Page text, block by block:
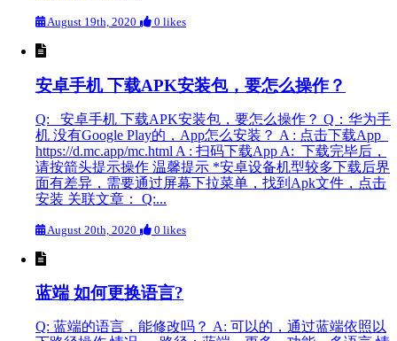
August 19th, 2020 0 likes
安卓手机 下载APK安装包，要怎么操作？
Q: 安卓手机 下载APK安装包，要怎么操作？ Q：华为手
机 没有Google Play的，App怎么安装？ A : 点击下载App
https://d.mc.app/mc.html A : 扫码下载App A: 下载完毕后，
请按箭头提示操作 温馨提示 *安卓设备机型较多下载后界
面有差异，需要通过屏幕下拉菜单，找到Apk文件，点击
安装 关联文章： Q:...
August 20th, 2020 0 likes
蓝端 如何更换语言?
Q: 蓝端的语言，能修改吗？ A: 可以的，通过蓝端依照以